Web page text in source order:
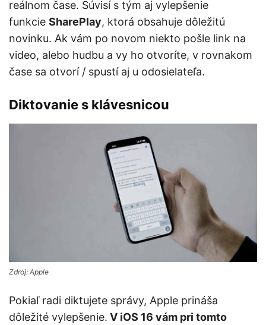
reálnom čase. Súvisí s tým aj vylepšenie
funkcie SharePlay, ktorá obsahuje dôležitú
novinku. Ak vám po novom niekto pošle link na
video, alebo hudbu a vy ho otvoríte, v rovnakom
čase sa otvorí / spustí aj u odosielateľa.
Diktovanie s klávesnicou
Zdroj: Apple
Pokiaľ radi diktujete správy, Apple prináša
dôležité vylepšenie. V iOS 16 vám pri tomto